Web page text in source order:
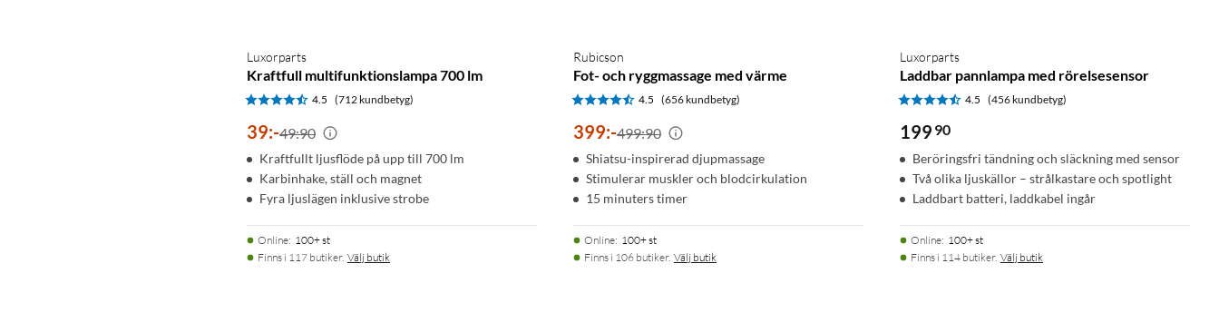
Luxorparts
Kraftfull multifunktionslampa 700 lm
4.5 (712 kundbetyg)
39:-49:90
Kraftfullt ljusflöde på upp till 700 lm
Karbinhake, ställ och magnet
Fyra ljuslägen inklusive strobe
Online: 100+ st
Finns i 117 butiker. Välj butik
Rubicson
Fot- och ryggmassage med värme
4.5 (656 kundbetyg)
399:-499:90
Shiatsu-inspirerad djupmassage
Stimulerar muskler och blodcirkulation
15 minuters timer
Online: 100+ st
Finns i 106 butiker. Välj butik
Luxorparts
Laddbar pannlampa med rörelsesensor
4.5 (456 kundbetyg)
199 90
Beröringsfri tändning och släckning med sensor
Två olika ljuskällor – strålkastare och spotlight
Laddbart batteri, laddkabel ingår
Online: 100+ st
Finns i 114 butiker. Välj butik